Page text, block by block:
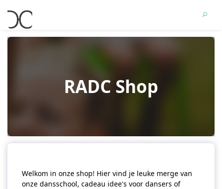
RADC Shop
Welkom in onze shop! Hier vind je leuke merge van
onze dansschool, cadeau idee's voor dansers of